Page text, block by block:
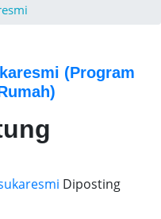
(Program
Diposting